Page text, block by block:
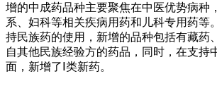
增的中成药品种主要聚焦在中医优势病种
系、妇科等相关疾病用药和儿科专用药等
持民族药的使用，新增的品种包括有藏药
自其他民族经验方的药品，同时，在支持
面，新增了Ⅰ类新药。